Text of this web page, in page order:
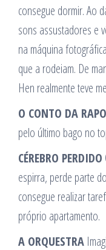
consegue dormir. Ao
sons assustadores e
na máquina
que a rodeiam. De
Hen realmente teve
O CONTO DA
pelo último bago no
CÉREBRO PERDIDO
espirra, perde parte
consegue realizar
próprio apartamento.
A ORQUESTRA